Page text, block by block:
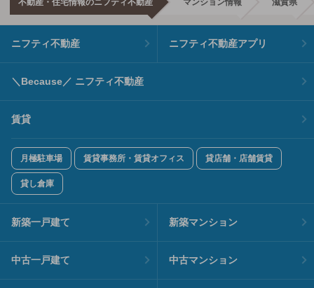
ニフティ不動産 ニフティ不動産アプリ
＼Because／ ニフティ不動産
賃貸
月極駐車場 賃貸事務所・賃貸オフィス 貸店舗・店舗賃貸
貸し倉庫
新築一戸建て 新築マンション
中古一戸建て 中古マンション